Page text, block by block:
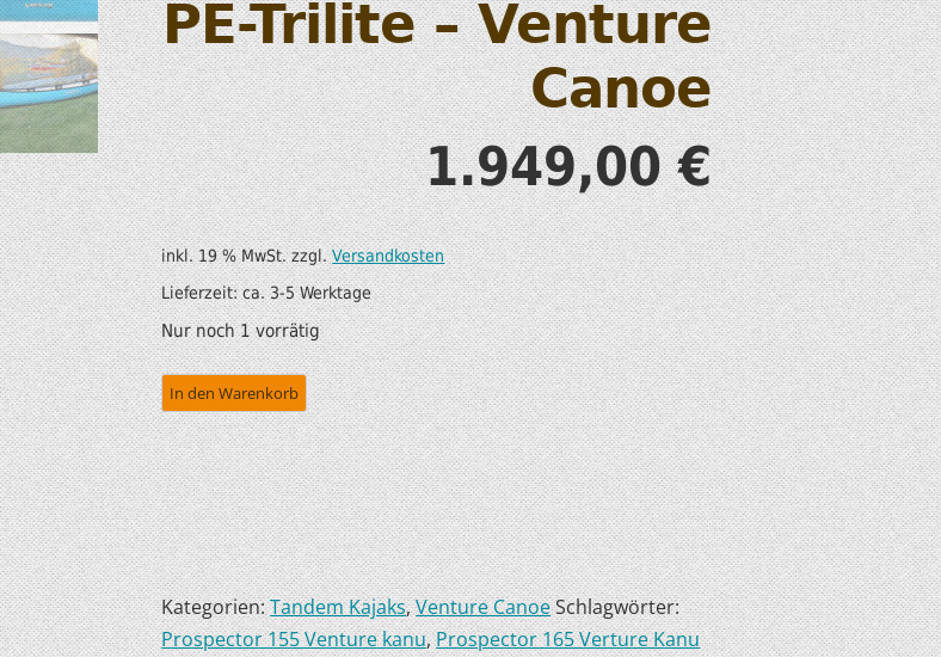
SUP AIR SUP
MODUL KAJAKS
LUFTBOOTE
LEICHTE BOOTE FÜR IHR
WOHNMOBIL
SONDERANGEBOTE/SALE
WILDERNESS SYSTEMS
ZUBEHÖR
DOPPELPADDEL
STECHPADDEL
WESTEN & SICHERHEIT
TRANSPORT &
LAGERUNG
BOOTSWAGEN
SPRITZDECKEN/
LUKENDECKEL
RAM ZUBEHÖR
HOBIE KAJAKS
ELEKTROMOTORE
PE-Trilite – Venture
Canoe
1.949,00€
inkl. 19 % MwSt. zzgl.Versandkosten
Lieferzeit:ca. 3-5 Werktage
Nur noch 1 vorrätig
In den Warenkorb
Kategorien:Tandem Kajaks,Venture CanoeSchlagwörter:
Prospector 155 Venture kanu,Prospector 165 Verture Kanu